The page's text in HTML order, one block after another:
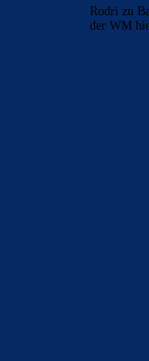
Rodri zu
der WM